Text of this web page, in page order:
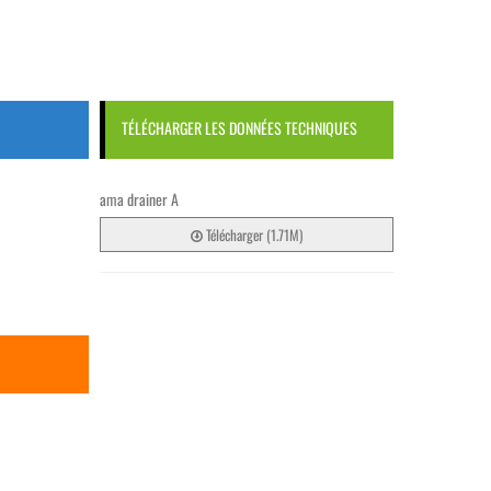
TÉLÉCHARGER LES DONNÉES TECHNIQUES
ama drainer A
Télécharger (1.71M)